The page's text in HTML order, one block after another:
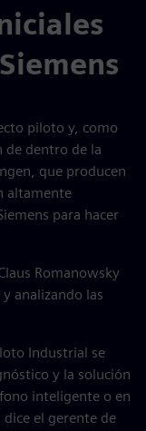
piloto y, como
de dentro de la
que producen
altamente
para hacer
Romanowsky
analizando las
Industrial se
y la solución
inteligente o en
el gerente de